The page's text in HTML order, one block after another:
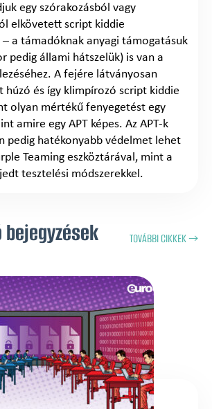
egy szórakozásból vagy
elkövetett script kiddie
– a támadóknak anyagi támogatásuk
pedig állami hátszelük) is van a
A fejére látványosan
húzó és így klimpírozó script kiddie
olyan mértékű fenyegetést egy
amire egy APT képes. Az APT-k
pedig hatékonyabb védelmet lehet
Teaming eszköztárával, mint a
tesztelési módszerekkel.
TOVÁBBI CIKKEK →